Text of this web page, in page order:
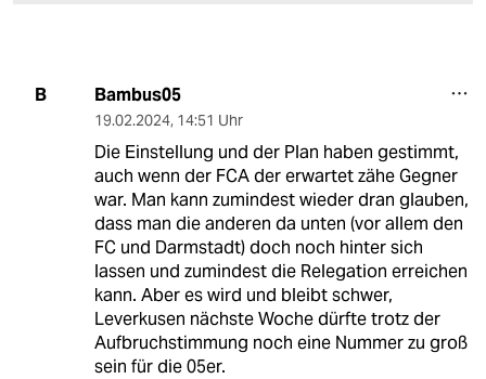
B Bambus05
19.02.2024, 14:51 Uhr
Die Einstellung und der Plan haben gestimmt,
auch wenn der FCA der erwartet zähe Gegner
war. Man kann zumindest wieder dran glauben,
dass man die anderen da unten (vor allem den
FC und Darmstadt) doch noch hinter sich
lassen und zumindest die Relegation erreichen
kann. Aber es wird und bleibt schwer,
Leverkusen nächste Woche dürfte trotz der
Aufbruchstimmung noch eine Nummer zu groß
sein für die 05er.